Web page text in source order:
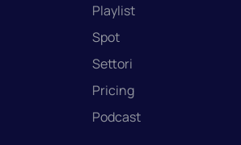
Playlist
Spot
Settori
Pricing
Podcast